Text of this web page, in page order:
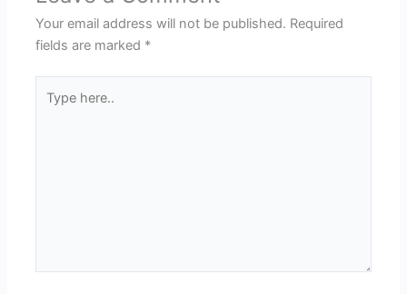
Your email address will not be published. Required
fields are marked *
here..